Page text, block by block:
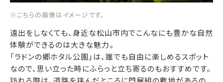
※こちらの画像はイメージです。
遠出をしなくても、身近な松山市内でこんなにも豊かな自然
体験ができるのは大きな魅力。
「ラドンの郷ホタル公園」は、誰でも自由に楽しめるスポット
なので、思い立った時にふらっと立ち寄るのもおすすめです。